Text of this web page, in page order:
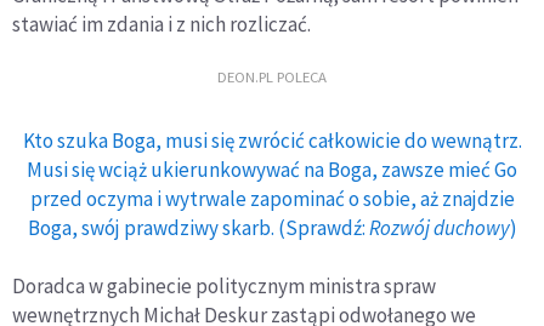
stawiać im zdania i z nich rozliczać.
DEON.PL POLECA
Kto szuka Boga, musi się zwrócić całkowicie do wewnątrz.
Musi się wciąż ukierunkowywać na Boga, zawsze mieć Go
przed oczyma i wytrwale zapominać o sobie, aż znajdzie
Boga, swój prawdziwy skarb. (Sprawdź:Rozwój duchowy)
Doradca w gabinecie politycznym ministra spraw
wewnętrznych Michał Deskur zastąpi odwołanego we